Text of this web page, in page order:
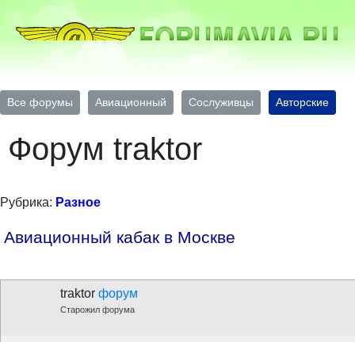
Все форумы Авиационный Сослуживцы Авторские
Форум traktor
Рубрика: Разное
Авиационный кабак в Москве
traktor форум
Старожил форума